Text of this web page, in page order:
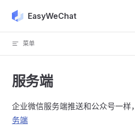
Skip to content
EasyWeChat
菜单
服务端
企业微信服务端推送和公众号一样
务端